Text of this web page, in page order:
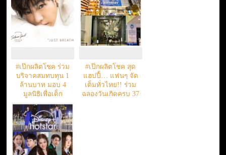
#เป๊กผลิตโชค ร่วม
บริจาคสมทบทุน 1
ล้านบาท มอบ 4
มูลนิธิเพื่อเด็ก
#เป๊กผลิตโชค สุด
แฮปปี้… แฟนๆ จัด
เต็มทั่วไทย!! ร่วม
ฉลองวันเกิดครบ 37